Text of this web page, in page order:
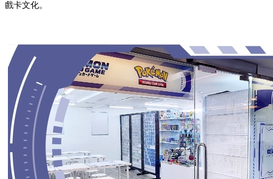
戲卡文化。